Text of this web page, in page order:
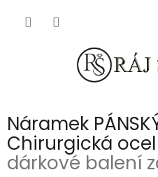
Náramek
Chirurgická ocel
dárkové balení